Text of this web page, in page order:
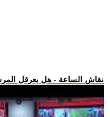
.. نقاش الساعة - هل يعرقل